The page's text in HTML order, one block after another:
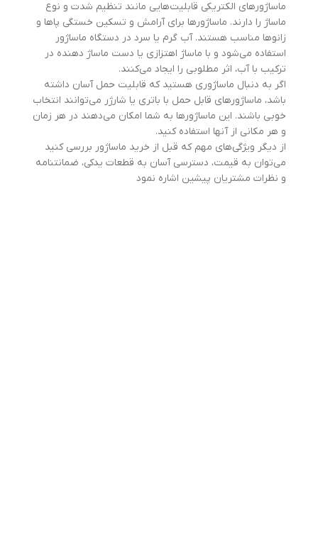
ماساژورهای الکتریکی قابلیت‌هایی مانند تنظیم شدت و نوع
ماساژ را دارند. ماساژورها برای آرامش و تسکین خستگی پاها و
زانوها مناسب هستند. آب گرم یا سرد در دستگاه ماساژور
استفاده می‌شود و با ماساژ اهتزازی یا دست ماساژ دهنده در
ترکیب با آب، اثر مطلوبی را ایجاد می‌کنند.
اگر به دنبال ماساژوری هستید که قابلیت حمل آسان داشته
باشد، ماساژورهای قابل حمل با باتری یا شارژر می‌توانند انتخاب
خوبی باشند. این ماساژورها به شما امکان می‌دهند در هر زمان
و هر مکانی از آنها استفاده کنید.
از دیگر ویژگی‌های مهم که قبل از خرید ماساژور بررسی کنید
می‌توان به قیمت، دسترسی آسان به قطعات یدکی، ضمانتنامه
و نظرات مشتریان پیشین اشاره نمود